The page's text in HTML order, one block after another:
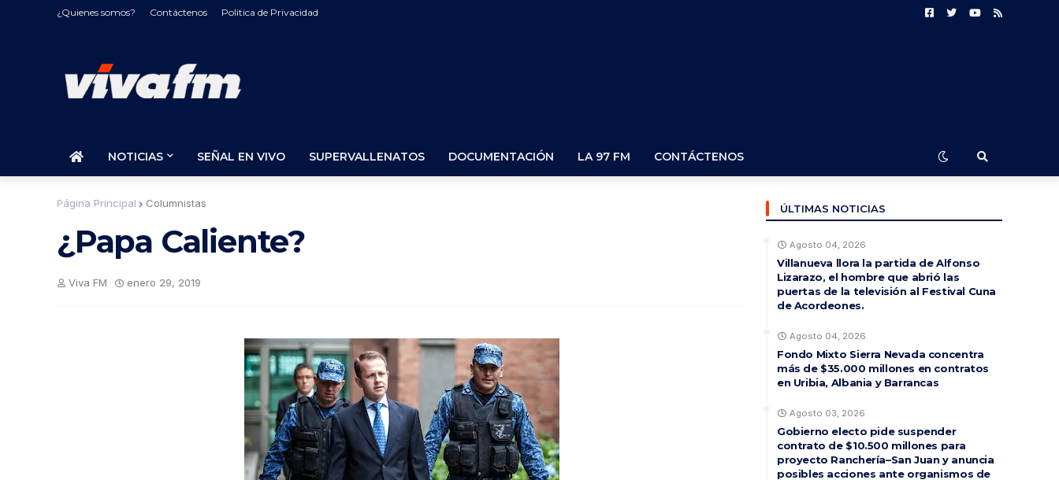
¿Quienes somos? Contáctenos Politica de Privacidad
NOTICIAS SEÑAL EN VIVO SUPERVALLENATOS DOCUMENTACIÓN LA 97 FM CONTÁCTENOS
Página Principal Columnistas
¿Papa Caliente?
Viva FM enero 29, 2019
ÚLTIMAS NOTICIAS
Agosto 04, 2026
Villanueva llora la partida de Alfonso
Lizarazo, el hombre que abrió las
puertas de la televisión al Festival Cuna
de Acordeones.
Agosto 04, 2026
Fondo Mixto Sierra Nevada concentra
más de $35.000 millones en contratos
en Uribia, Albania y Barrancas
Agosto 03, 2026
Gobierno electo pide suspender
contrato de $10.500 millones para
proyecto Ranchería–San Juan y anuncia
posibles acciones ante organismos de